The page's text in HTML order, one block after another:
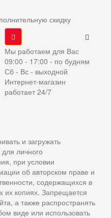
скидку
Мы работаем для Вас
09:00 - 17:00 - по будням
Сб - Вс - выходной
Интернет-магазин
работает 24/7
и загружать
личного
при условии
об авторском праве и
содержащихся в
их копиях. Запрещается
а также распространять
виде или использовать